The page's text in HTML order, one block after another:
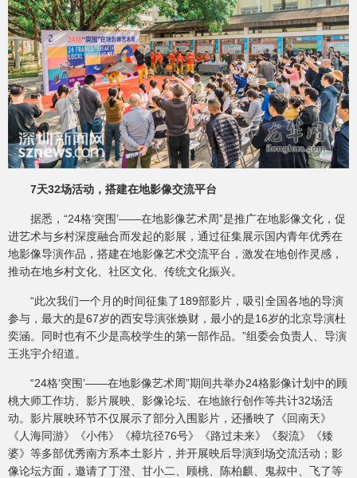
7天32场活动，搭建在地影像交流平台
据悉，“24格‘突围’——在地影像艺术周”是推广在地影像文化，促
进艺术与乡村深度融合而发起的影展，通过征集展示国内青年优秀在
地影像导演作品，搭建在地影像艺术交流平台，激发在地创作灵感，
推动在地乡村文化、社区文化、传统文化振兴。
“此次我们一个月的时间征集了189部影片，吸引全国各地的导演
参与，最大的是67岁的西安导演张焕财，最小的是16岁的北京导演杜
奕涵。同时也有不少是高校学生的第一部作品。”组委会负责人、导演
王兆宇介绍道。
“24格‘突围’——在地影像艺术周”期间共举办24格影像计划中的顾
桃大师工作坊、影片展映、影像论坛、在地旅行创作等共计32场活
动。影片展映环节不仅展示了部分入围影片，还播映了《回南天》
《人海同游》《小伟》《樟坑径76号》《路过未来》《裂流》《矮
婆》等多部优秀南方系本土影片，并开展映后导演到场交流活动；影
像论坛方面，邀请了丁澄、甘小二、顾桃、陈柏麒、鬼叔中、飞了等